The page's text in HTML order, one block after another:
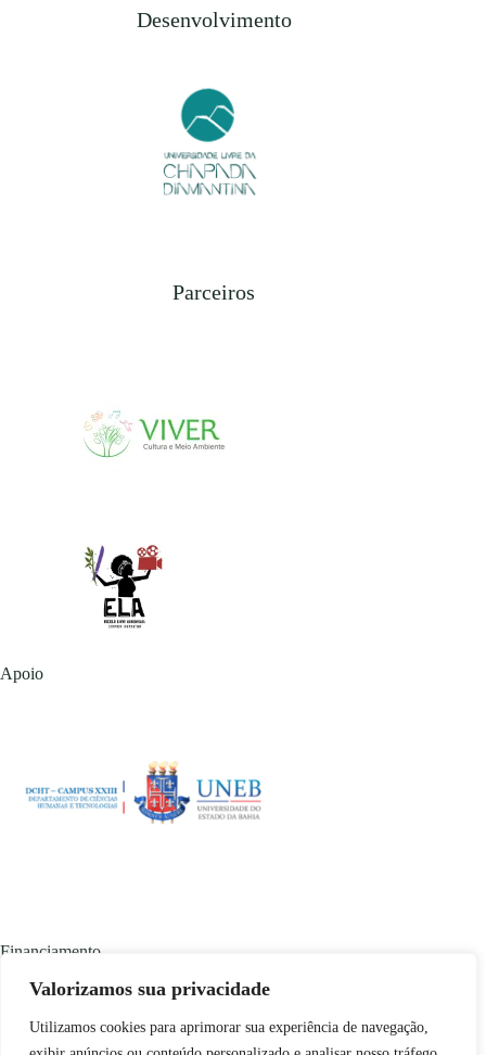
Valorizamos sua privacidade
Utilizamos cookies para aprimorar sua experiência de navegação,
Desenvolvimento
Parceiros
Apoio
Financiamento